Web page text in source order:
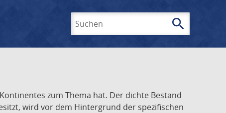
search
zum Thema hat. Der dichte Bestand
wird vor dem Hintergrund der spezifischen